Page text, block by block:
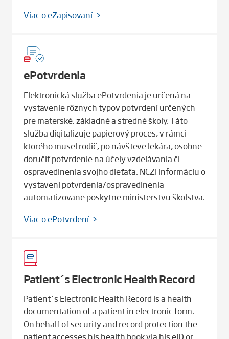
Viac o eZapisovaní
ePotvrdenia
Elektronická služba ePotvrdenia je určená na
vystavenie rôznych typov potvrdení určených
pre materské, základné a stredné školy. Táto
služba digitalizuje papierový proces, v rámci
ktorého musel rodič, po návšteve lekára, osobne
doručiť potvrdenie na účely vzdelávania či
ospravedlnenia svojho dieťaťa. NCZI informáciu o
vystavení potvrdenia/ospravedlnenia
automatizovane poskytne ministerstvu školstva.
Viac o ePotvrdení
Patient´s Electronic Health Record
Patient´s Electronic Health Record is a health
documentation of a patient in electronic form.
On behalf of security and record protection the